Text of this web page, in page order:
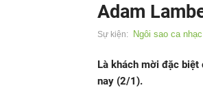
Adam
Sự kiện: Ngôi sao ca
Là khách mời đặc
nay (2/1).